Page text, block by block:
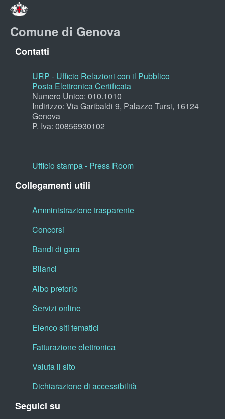
Comune di Genova
Contatti
URP - Ufficio Relazioni con il Pubblico
Posta Elettronica Certificata
Numero Unico: 010.1010
Indirizzo: Via Garibaldi 9, Palazzo Tursi, 16124
Genova
P. Iva: 00856930102
Ufficio stampa - Press Room
Collegamenti utili
Amministrazione trasparente
Concorsi
Bandi di gara
Bilanci
Albo pretorio
Servizi online
Elenco siti tematici
Fatturazione elettronica
Valuta il sito
Dichiarazione di accessibilità
Seguici su